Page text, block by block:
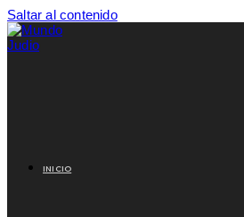
Saltar al contenido
INICIO